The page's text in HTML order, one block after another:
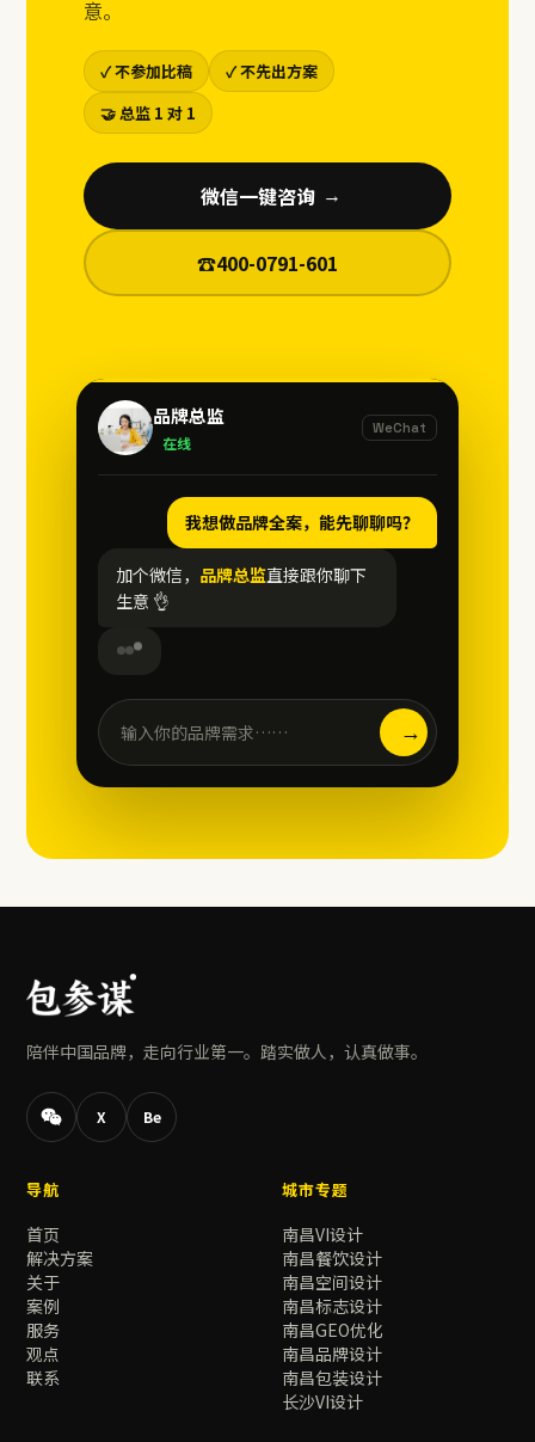
意。
✓ 不参加比稿
✓ 不先出方案
🤝 总监 1 对 1
微信一键咨询 →
☎400-0791-601
品牌总监
在线
WeChat
我想做品牌全案，能先聊聊吗？
加个微信， 品牌总监直接跟你聊下
生意 👌
输入你的品牌需求…… →
陪伴中国品牌，走向行业第一。踏实做人，认真做事。
X Be
导航
首页
解决方案
关于
案例
服务
观点
联系
城市专题
南昌VI设计
南昌餐饮设计
南昌空间设计
南昌标志设计
南昌GEO优化
南昌品牌设计
南昌包装设计
长沙VI设计